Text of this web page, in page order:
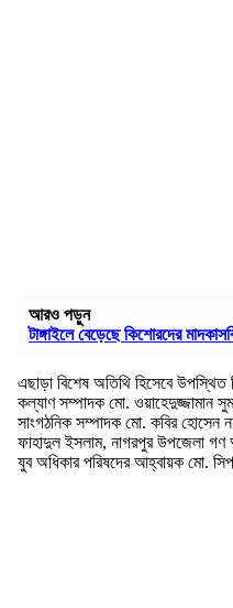
আরও পড়ুন
টাঙ্গাইলে বেড়েছে কিশোরদের
এছাড়া বিশেষ অতিথি হিসেবে উপস্থিত
কল্যাণ সম্পাদক মো. ওয়াহেদুজ্জামান
সাংগঠনিক সম্পাদক মো. কবির হোসেন
ফাহাদুল ইসলাম, নাগরপুর উপজেলা
যুব অধিকার পরিষদের আহ্বায়ক মো.